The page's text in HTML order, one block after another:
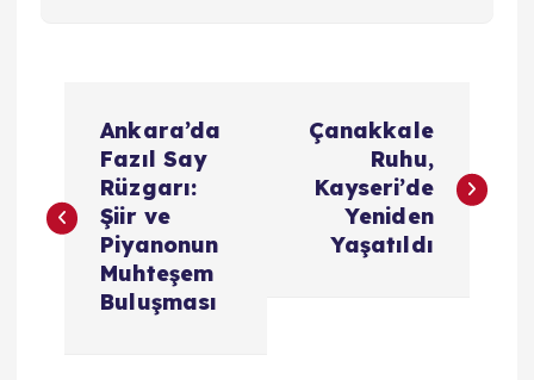
z
Ankara’da
Fazıl Say
Rüzgarı:
Şiir ve
Piyanonun
Muhteşem
Buluşması
Çanakkale
Ruhu,
Kayseri’de
Yeniden
Yaşatıldı